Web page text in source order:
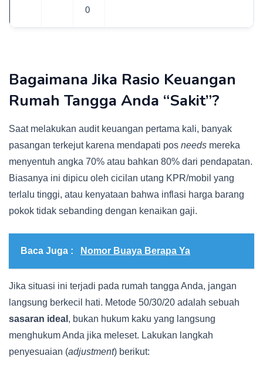
0
Bagaimana Jika Rasio Keuangan
Rumah Tangga Anda “Sakit”?
Saat melakukan audit keuangan pertama kali, banyak
pasangan terkejut karena mendapati pos needs mereka
menyentuh angka 70% atau bahkan 80% dari pendapatan.
Biasanya ini dipicu oleh cicilan utang KPR/mobil yang
terlalu tinggi, atau kenyataan bahwa inflasi harga barang
pokok tidak sebanding dengan kenaikan gaji.
Baca Juga : Nomor Buaya Berapa Ya
Jika situasi ini terjadi pada rumah tangga Anda, jangan
langsung berkecil hati. Metode 50/30/20 adalah sebuah
sasaran ideal , bukan hukum kaku yang langsung
menghukum Anda jika meleset. Lakukan langkah
penyesuaian (adjustment) berikut: